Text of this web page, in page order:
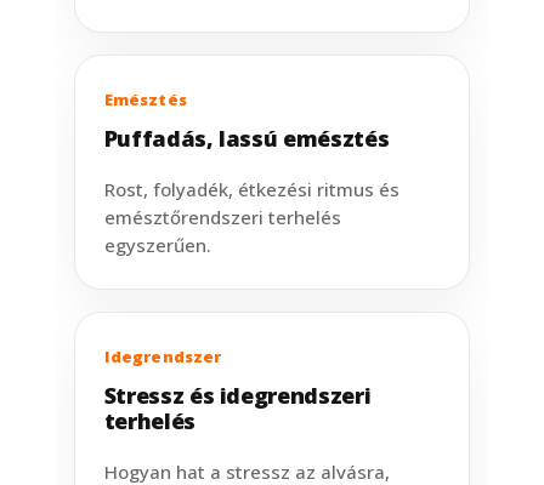
Emésztés
Puffadás, lassú emésztés
Rost, folyadék, étkezési ritmus és
emésztőrendszeri terhelés
egyszerűen.
Idegrendszer
Stressz és idegrendszeri
terhelés
Hogyan hat a stressz az alvásra,